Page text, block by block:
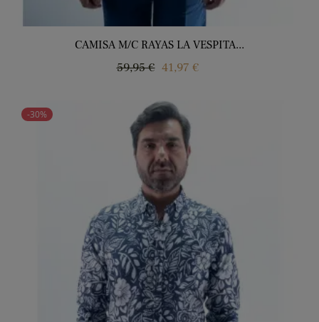
CAMISA M/C RAYAS LA VESPITA...
Precio
59,95 € Precio
41,97 €
-30%